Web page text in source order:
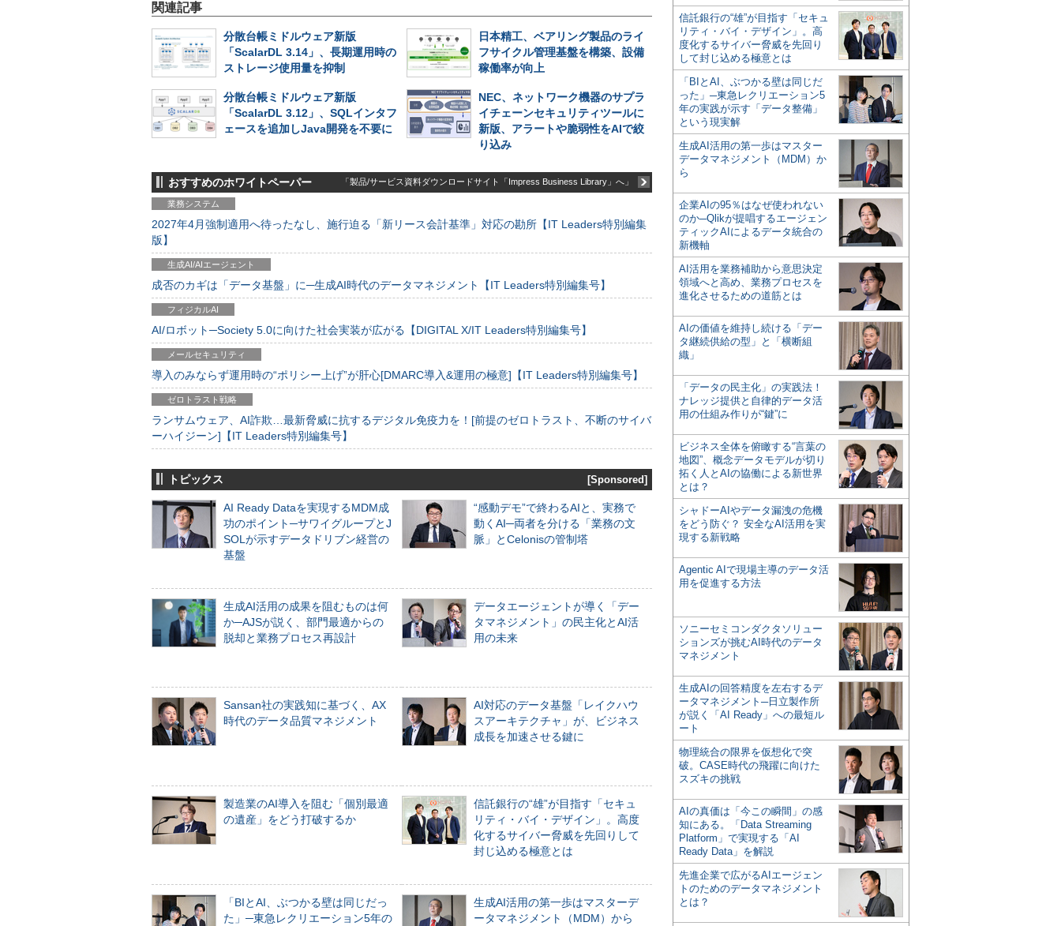
関連記事
分散台帳ミドルウェア新版
「ScalarDL 3.14」、長期運用時の
ストレージ使用量を抑制
日本精工、ベアリング製品のライ
フサイクル管理基盤を構築、設備
稼働率が向上
分散台帳ミドルウェア新版
「ScalarDL 3.12」、SQLインタフ
ェースを追加しJava開発を不要に
NEC、ネットワーク機器のサプラ
イチェーンセキュリティツールに
新版、アラートや脆弱性をAIで絞
り込み
おすすめのホワイトペーパー 「製品/サービス資料ダウンロードサイト「Impress Business Library」へ」
業務システム
2027年4月強制適用へ待ったなし、施行迫る「新リース会計基準」対応の勘所【IT Leaders特別編集
版】
生成AI/AIエージェント
成否のカギは「データ基盤」に─生成AI時代のデータマネジメント【IT Leaders特別編集号】
フィジカルAI
AI/ロボット─Society 5.0に向けた社会実装が広がる【DIGITAL X/IT Leaders特別編集号】
メールセキュリティ
導入のみならず運用時の“ポリシー上げ”が肝心[DMARC導入&運用の極意]【IT Leaders特別編集号】
ゼロトラスト戦略
ランサムウェア、AI詐欺…最新脅威に抗するデジタル免疫力を！[前提のゼロトラスト、不断のサイバ
ーハイジーン]【IT Leaders特別編集号】
トピックス [Sponsored]
AI Ready Dataを実現するMDM成
功のポイント─サワイグループとJ
SOLが示すデータドリブン経営の
基盤
“感動デモ”で終わるAIと、実務で
動くAI─両者を分ける「業務の文
脈」とCelonisの管制塔
生成AI活用の成果を阻むものは何
か─AJSが説く、部門最適からの
脱却と業務プロセス再設計
データエージェントが導く「デー
タマネジメント」の民主化とAI活
用の未来
Sansan社の実践知に基づく、AX
時代のデータ品質マネジメント
AI対応のデータ基盤「レイクハウ
スアーキテクチャ」が、ビジネス
成長を加速させる鍵に
製造業のAI導入を阻む「個別最適
の遺産」をどう打破するか
信託銀行の“雄”が目指す「セキュ
リティ・バイ・デザイン」。高度
化するサイバー脅威を先回りして
封じ込める極意とは
「BIとAI、ぶつかる壁は同じだっ
た」─東急レクリエーション5年の
生成AI活用の第一歩はマスターデ
ータマネジメント（MDM）から
信託銀行の“雄”が目指す「セキュ
リティ・バイ・デザイン」。高
度化するサイバー脅威を先回り
して封じ込める極意とは
「BIとAI、ぶつかる壁は同じだ
った」─東急レクリエーション5
年の実践が示す「データ整備」
という現実解
生成AI活用の第一歩はマスター
データマネジメント（MDM）か
ら
企業AIの95％はなぜ使われない
のか─Qlikが提唱するエージェン
ティックAIによるデータ統合の
新機軸
AI活用を業務補助から意思決定
領域へと高め、業務プロセスを
進化させるための道筋とは
AIの価値を維持し続ける「デー
タ継続供給の型」と「横断組
織」
「データの民主化」の実践法！
ナレッジ提供と自律的データ活
用の仕組み作りが“鍵”に
ビジネス全体を俯瞰する“言葉の
地図”、概念データモデルが切り
拓く人とAIの協働による新世界
とは？
シャドーAIやデータ漏洩の危機
をどう防ぐ？ 安全なAI活用を実
現する新戦略
Agentic AIで現場主導のデータ活
用を促進する方法
ソニーセミコンダクタソリュー
ションズが挑むAI時代のデータ
マネジメント
生成AIの回答精度を左右するデ
ータマネジメント─日立製作所
が説く「AI Ready」への最短ル
ート
物理統合の限界を仮想化で突
破。CASE時代の飛躍に向けた
スズキの挑戦
AIの真価は「今この瞬間」の感
知にある。「Data Streaming
Platform」で実現する「AI
Ready Data」を解説
先進企業で広がるAIエージェン
トのためのデータマネジメント
とは？